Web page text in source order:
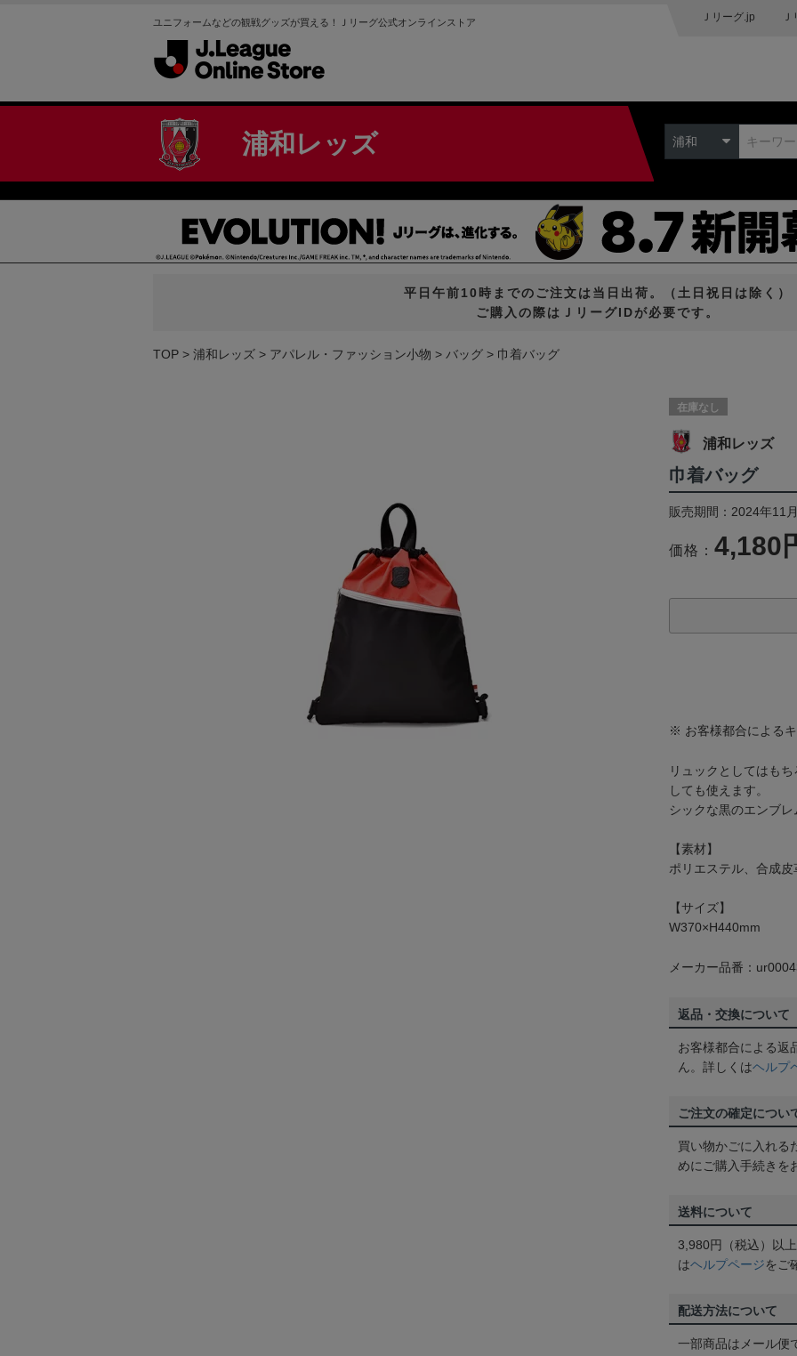
ユニフォームなどの観戦グッズが買える！Ｊリーグ公式オンラインストア Ｊリーグ.jp
浦和レッズ 浦和
平日午前10時までのご注文は当日出荷。（土日祝日は除く）
ご購入の際はＪリーグIDが必要です。
TOP 浦和レッズ アパレル・ファッション小物 バッグ 巾着バッグ
在庫なし
浦和レッズ
巾着バッグ
販売期間：2024年11
価格： 4,180
※ お客様都合による
リュックとしてはも
しても使えます。
シックな黒のエンブ
【素材】
ポリエステル、合成皮
【サイズ】
W370×H440mm
メーカー品番：
返品・交換について
お客様都合による返
ん。詳しくはヘルプ
ご注文の確定につい
買い物かごに入れる
めにご購入手続きを
送料について
3,980円（税込）以
はヘルプページをご
配送方法について
一部商品はメール便